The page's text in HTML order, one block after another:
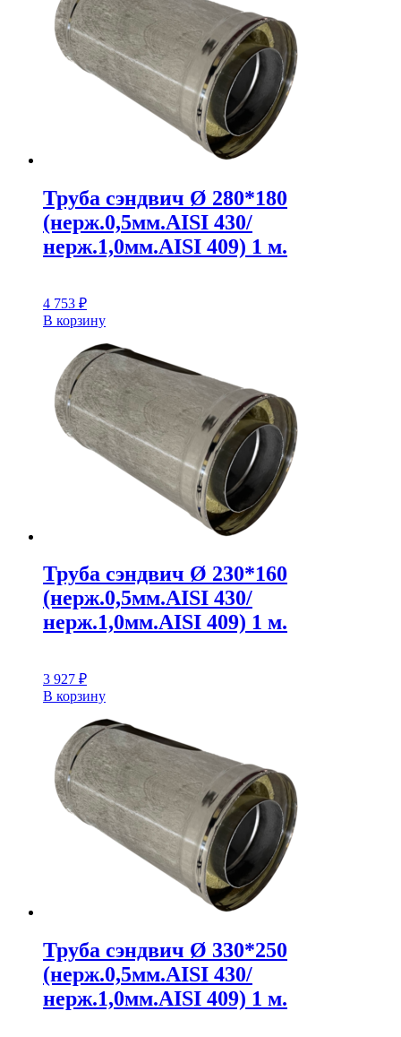
Труба сэндвич Ø 280*180
(нерж.0,5мм.AISI 430/
нерж.1,0мм.AISI 409) 1 м.
4 753 ₽
В корзину
Труба сэндвич Ø 230*160
(нерж.0,5мм.AISI 430/
нерж.1,0мм.AISI 409) 1 м.
3 927 ₽
В корзину
Труба сэндвич Ø 330*250
(нерж.0,5мм.AISI 430/
нерж.1,0мм.AISI 409) 1 м.